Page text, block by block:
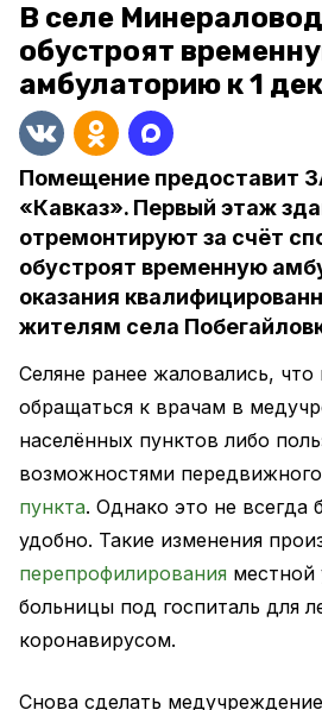
В селе
обустроят
амбулаторию к 1
Помещение предоставит
«Кавказ». Первый этаж
отремонтируют за счёт
обустроят временную
оказания
жителям села
Селяне ранее жаловались,
обращаться к врачам в
населённых пунктов либо
возможностями
пункта. Однако это не всегда
удобно. Такие изменения
перепрофилирования местной
больницы под госпиталь для
коронавирусом.
Снова сделать